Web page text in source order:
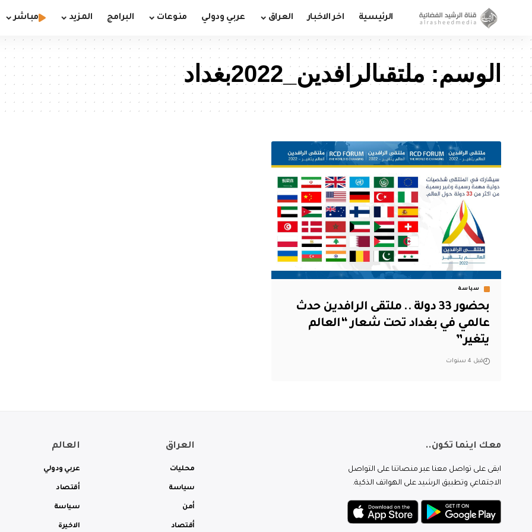
الرئيسية اخر الاخبار العراق عربي ودولي منوعات البرامج المزيد مباشر
الوسم: ملتقىالرافدين_2022بغداد
سياسة
بحضور 33 دولة .. ملتقى الرافدين حدث
عالمي في بغداد تحت شعار “العالم
يتغير”
قبل 4 سنوات
معك اينما تكون..
ابقى على تواصل معنا عبر منصاتنا على التواصل
الاجتماعي وتطبيق الرشيد على الهواتف الذكية.
العراق
محليات
سياسة
أمن
أقتصاد
العالم
عربي ودولي
أقتصاد
سياسة
الاخيرة